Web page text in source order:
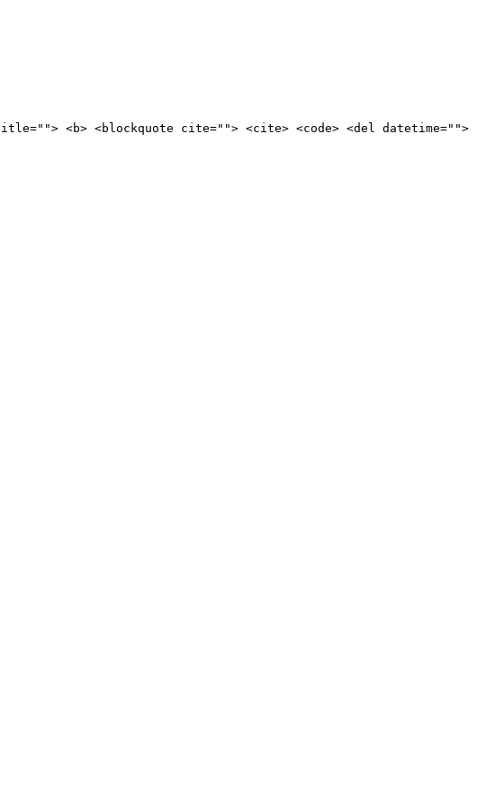
<b> <blockquote cite=""> <cite> <code> <del datetime="">